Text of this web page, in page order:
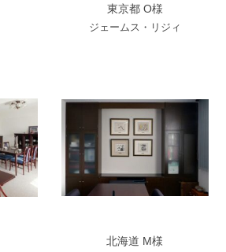
東京都 O様
ジェームス・リジィ
北海道 M様